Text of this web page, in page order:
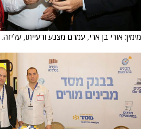
מימין: אורי בן ארי, עמרם מצנע ורעייתו, עליזה.